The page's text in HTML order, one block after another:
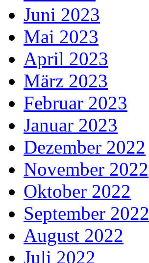
Juni 2023
Mai 2023
April 2023
März 2023
Februar 2023
Januar 2023
Dezember 2022
November 2022
Oktober 2022
September 2022
August 2022
Juli 2022